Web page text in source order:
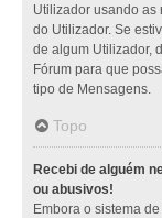
Utilizador usando as
do Utilizador. Se
de algum Utilizador,
Fórum para que
tipo de Mensagens.
Topo
Recebi de alguém
ou abusivos!
Embora o sistema